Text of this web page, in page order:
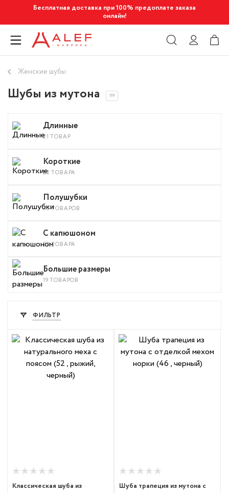
Бесплатная доставка при 100% предоплате заказа
онлайн!
Женские шубы
Шубы из мутона 119
Длинные
21 ТОВАР
Короткие
22 ТОВАРА
Полушубки
35 ТОВАРОВ
С капюшоном
22 ТОВАРА
Большие размеры
19 ТОВАРОВ
ФИЛЬТР
Классическая шуба из
Шуба трапеция из мутона с